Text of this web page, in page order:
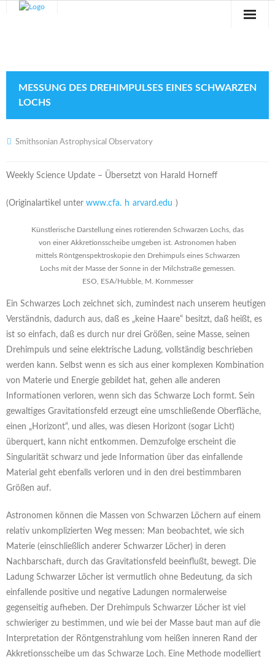
Veranstaltungen
Verein
MESSUNG DES DREHIMPULSES EINES SCHWARZEN
LOCHS
Smithsonian Astrophysical Observatory
Weekly Science Update – Übersetzt von Harald Horneff
(Originalartikel unter www.cfa. h arvard.edu )
Künstlerische Darstellung eines rotierenden Schwarzen Lochs, das
von einer Akkretionsscheibe umgeben ist. Astronomen haben
mittels Röntgenspektroskopie den Drehimpuls eines Schwarzen
Lochs mit der Masse der Sonne in der Milchstraße gemessen.
ESO, ESA/Hubble, M. Kornmesser
Ein Schwarzes Loch zeichnet sich, zumindest nach unserem heutigen
Verständnis, dadurch aus, daß es „keine Haare“ besitzt, daß heißt, es
ist so einfach, daß es durch nur drei Größen, seine Masse, seinen
Drehimpuls und seine elektrische Ladung, vollständig beschrieben
werden kann. Selbst wenn es sich aus einer komplexen Kombination
von Materie und Energie gebildet hat, gehen alle anderen
Informationen verloren, wenn sich das Schwarze Loch formt. Sein
gewaltiges Gravitationsfeld erzeugt eine umschließende Oberfläche,
einen „Horizont“, und alles, was diesen Horizont (sogar Licht)
überquert, kann nicht entkommen. Demzufolge erscheint die
Singularität schwarz und jede Information über das einfallende
Material geht ebenfalls verloren und in den drei bestimmbaren
Größen auf.
Astronomen können die Massen von Schwarzen Löchern auf einem
relativ unkomplizierten Weg messen: Man beobachtet, wie sich
Materie (einschließlich anderer Schwarzer Löcher) in deren
Nachbarschaft, durch das Gravitationsfeld beeinflußt, bewegt. Die
Ladung Schwarzer Löcher ist vermutlich ohne Bedeutung, da sich
einfallende positive und negative Ladungen normalerweise
gegenseitig aufheben. Der Drehimpuls Schwarzer Löcher ist viel
schwieriger zu bestimmen, und wie bei der Masse baut man auf die
Interpretation der Röntgenstrahlung vom heißen inneren Rand der
Akkretionsscheibe um das Schwarze Loch. Eine Methode modelliert